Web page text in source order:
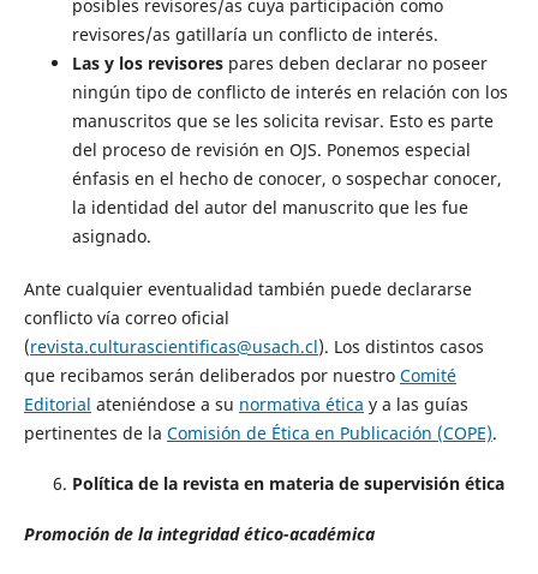
posibles revisores/as cuya participación como
revisores/as gatillaría un conflicto de interés.
Las y los revisorespares deben declarar no poseer
ningún tipo de conflicto de interés en relación con los
manuscritos que se les solicita revisar. Esto es parte
del proceso de revisión en OJS. Ponemos especial
énfasis en el hecho de conocer, o sospechar conocer,
la identidad del autor del manuscrito que les fue
asignado.
Ante cualquier eventualidad también puede declararse
conflicto vía correo oficial
(revista.culturascientificas@usach.cl). Los distintos casos
que recibamos serán deliberados por nuestro Comité
Editorial ateniéndose a su normativa ética y a las guías
pertinentes de la Comisión de Ética en Publicación (COPE).
Política de la revista en materia de supervisión ética
Promoción de la integridad ético-académica